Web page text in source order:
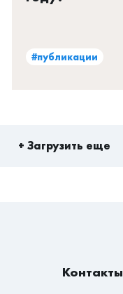
#публикации
+ Загрузить еще
Контакты